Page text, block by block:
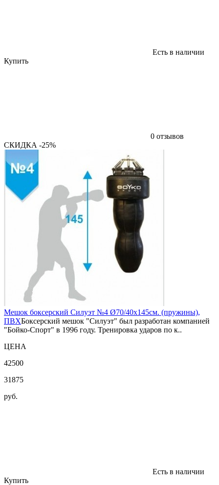
Есть в наличии
Купить
0 отзывов
СКИДКА -25%
Мешок боксерский Силуэт №4 Ø70/40х145см. (пружины),
ПВХБоксерский мешок "Силуэт" был разработан компанией
"Бойко-Спорт" в 1996 году. Тренировка ударов по к..
ЦЕНА
42500
31875
руб.
Есть в наличии
Купить